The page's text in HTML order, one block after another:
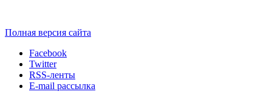
Полная версия сайта
Facebook
Twitter
RSS-ленты
E-mail рассылка